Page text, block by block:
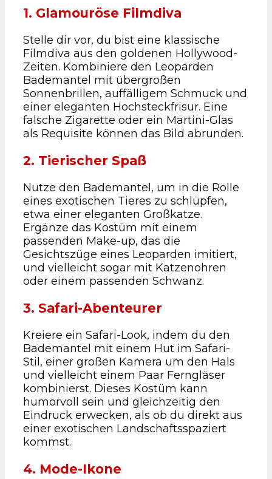
1. Glamouröse Filmdiva
Stelle dir vor, du bist eine klassische
Filmdiva aus den goldenen Hollywood-
Zeiten. Kombiniere den Leoparden
Bademantel mit übergroßen
Sonnenbrillen, auffälligem Schmuck und
einer eleganten Hochsteckfrisur. Eine
falsche Zigarette oder ein Martini-Glas
als Requisite können das Bild abrunden.
2. Tierischer Spaß
Nutze den Bademantel, um in die Rolle
eines exotischen Tieres zu schlüpfen,
etwa einer eleganten Großkatze.
Ergänze das Kostüm mit einem
passenden Make-up, das die
Gesichtszüge eines Leoparden imitiert,
und vielleicht sogar mit Katzenohren
oder einem passenden Schwanz.
3. Safari-Abenteurer
Kreiere ein Safari-Look, indem du den
Bademantel mit einem Hut im Safari-
Stil, einer großen Kamera um den Hals
und vielleicht einem Paar Ferngläser
kombinierst. Dieses Kostüm kann
humorvoll sein und gleichzeitig den
Eindruck erwecken, als ob du direkt aus
einer exotischen Landschaftsspaziert
kommst.
4. Mode-Ikone